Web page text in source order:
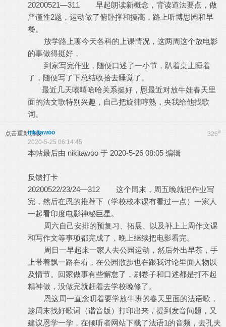
20200521—311 早起朗读新概念，背读道法要点，做
严谨性2题，运动做了俯卧撑和摸高，路上听博思园和早
餐。
放学路上聊今天各科的上课情况，这两周这个放电影
的事做得挺好，
到家写完作业，随便口述了一小节，趴着桌上睡着
了，随便写了下总结收拾去睡觉了。
最近几天嘻嘻哈哈关系挺好，恩最近对放牛娃春天里
面的法文歌特别兴趣，自己把旋律哼熟，央我给他找歌
词。
点击重新加载 326#
nikitawoo
2020-5-25 06:14:45
本帖最后由 nikitawoo 于 2020-5-26 08:05 编辑
反馈打卡
20200522/23/24—312 这个周末，周五晚就把作业写
完，然后在恩的推荐下（学校校本课有看过一点）一家人
一起看印度电影神秘巨星。
周六自己安排的预复习、拓展、以及补上上周作文课
和写作文等事项都完成了，晚上继续把电影看完。
周日一早起来一家人去公园运动，然后外出早茶，手
上带着飘一路在看，在公园散步也在跟我讨论里面人物以
及情节。回家做事有些懈怠了，刷卷子和口述都是打不起
精神做，没做完就赶着去学校晚修了。
恩这周一直念叨着要学放牛班的春天里面的法语歌，
趁周末找好歌词（谐音版）打印出来，提到发音问题，又
建议恩学一学，在倾听者网站下载了法语1的音频，去孔夫